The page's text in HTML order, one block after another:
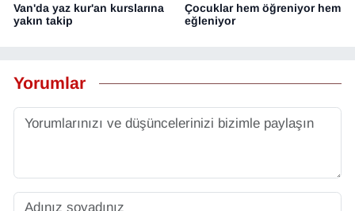
Van'da yaz kur'an kurslarına
yakın takip
Çocuklar hem öğreniyor hem
eğleniyor
Yorumlar